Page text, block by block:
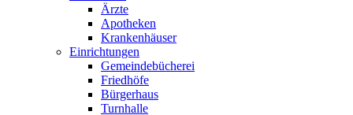
Ärzte
Apotheken
Krankenhäuser
Einrichtungen
Gemeindebücherei
Friedhöfe
Bürgerhaus
Turnhalle